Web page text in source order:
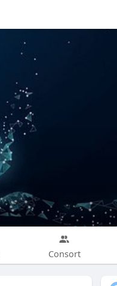
Consort